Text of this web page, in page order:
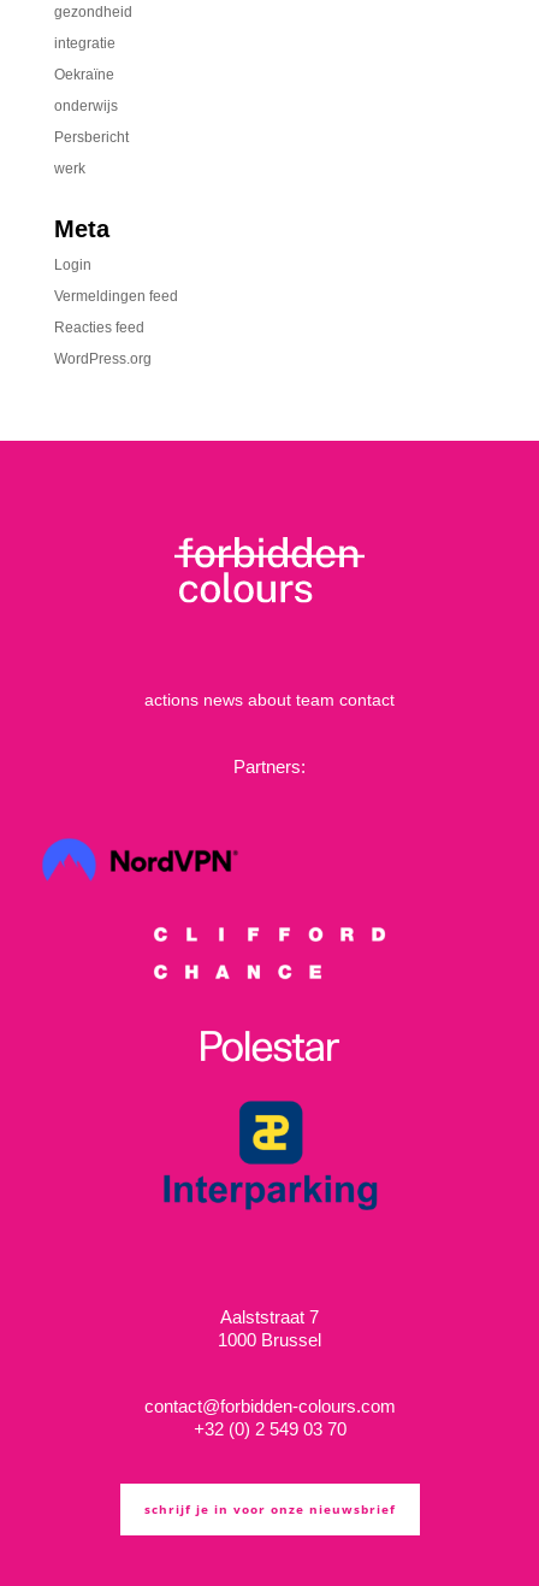
gezondheid
integratie
Oekraïne
onderwijs
Persbericht
werk
Meta
Login
Vermeldingen feed
Reacties feed
WordPress.org
actions news about team contact
Partners:
Aalststraat 7
1000 Brussel
contact@forbidden-colours.com
+32 (0) 2 549 03 70
schrijf je in voor onze nieuwsbrief